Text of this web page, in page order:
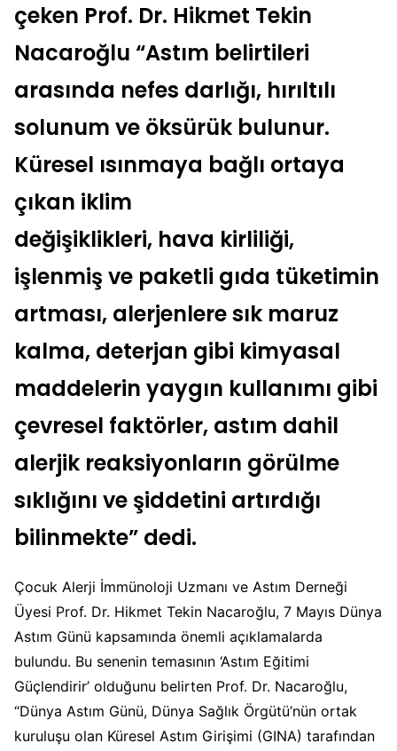
çeken Prof. Dr. Hikmet Tekin
Nacaroğlu “Astım belirtileri
arasında nefes darlığı, hırıltılı
solunum ve öksürük bulunur.
Küresel ısınmaya bağlı ortaya
çıkan iklim
değişiklikleri, hava kirliliği,
işlenmiş ve paketli gıda tüketimin
artması, alerjenlere sık maruz
kalma, deterjan gibi kimyasal
maddelerin yaygın kullanımı gibi
çevresel faktörler, astım dahil
alerjik reaksiyonların görülme
sıklığını ve şiddetini artırdığı
bilinmekte” dedi.
Çocuk Alerji İmmünoloji Uzmanı ve Astım Derneği
Üyesi Prof. Dr. Hikmet Tekin Nacaroğlu, 7 Mayıs Dünya
Astım Günü kapsamında önemli açıklamalarda
bulundu. Bu senenin temasının ‘Astım Eğitimi
Güçlendirir’ olduğunu belirten Prof. Dr. Nacaroğlu,
“Dünya Astım Günü, Dünya Sağlık Örgütü’nün ortak
kuruluşu olan Küresel Astım Girişimi (GINA) tarafından